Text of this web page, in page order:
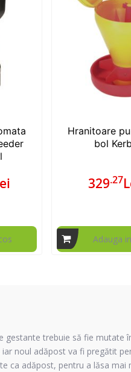
Hranitoare
bol
329.27
Adauga
gestante trebuie să fie mutate
noul adăpost va fi pregătit
ca adăpost, pentru a lăsa mai